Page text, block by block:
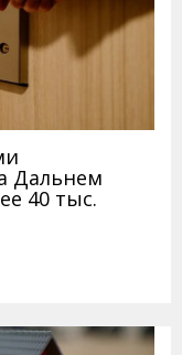
Дальнем
40 тыс.